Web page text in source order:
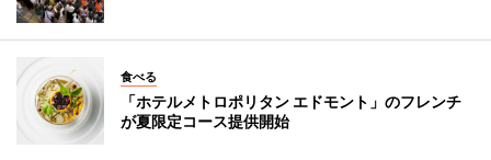
食べる
「ホテルメトロポリタン エドモント」のフレンチ
が夏限定コース提供開始